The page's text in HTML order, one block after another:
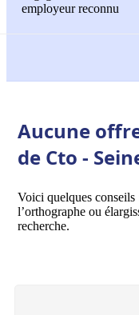
employeur reconnu
Aucune
de Cto -
Voici quelques conseils
l’orthographe ou
recherche.